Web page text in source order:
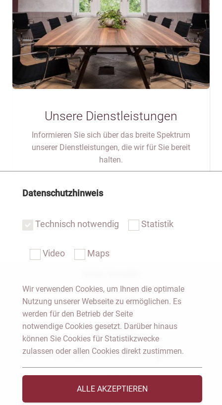
Unsere Dienstleistungen
Informieren Sie sich über das breite Spektrum
unserer Dienstleistungen, die wir für Sie bereit
halten.
Fachgebiete
Das Notariat
Vorträge & Veröffentlichungen
Datenschutzhinweis
Technisch notwendig Statistik
Video Maps
Wir verwenden Cookies, um Ihnen die optimale
Nutzung unserer Webseite zu ermöglichen. Es
werden für den Betrieb der Seite
notwendige Cookies gesetzt. Darüber hinaus
können Sie Cookies für Statistikzwecke
zulassen oder allen Cookies direkt zustimmen.
ALLE AKZEPTIEREN